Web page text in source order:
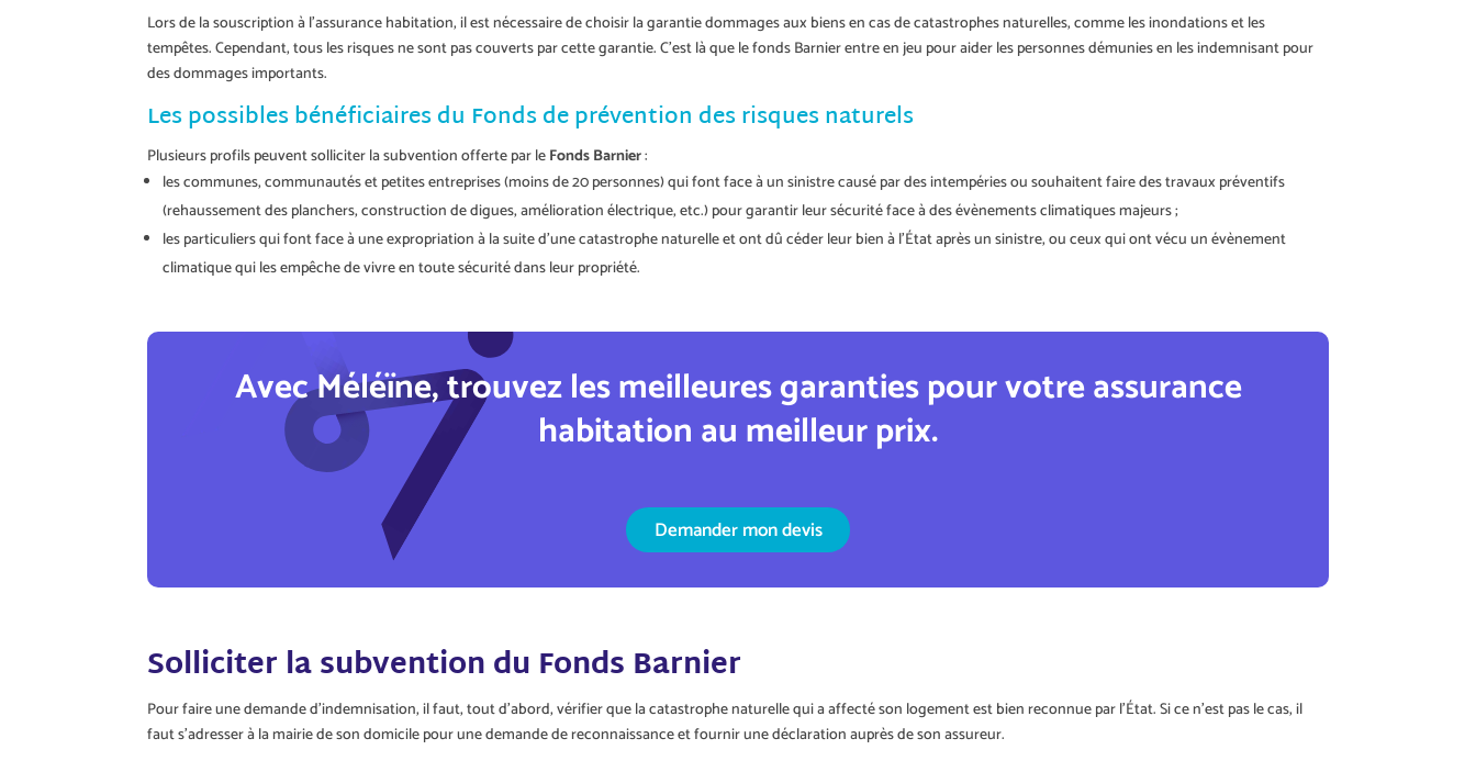
Lors de la souscription à l’assurance habitation, il est nécessaire de choisir la garantie dommages aux biens en cas de catastrophes naturelles, comme les inondations et les
tempêtes. Cependant, tous les risques ne sont pas couverts par cette garantie. C’est là que le fonds Barnier entre en jeu pour aider les personnes démunies en les indemnisant pour
des dommages importants.
Les possibles bénéficiaires du Fonds de prévention des risques naturels
Plusieurs profils peuvent solliciter la subvention offerte par leFonds Barnier:
les communes, communautés et petites entreprises (moins de 20 personnes) qui font face à un sinistre causé par des intempéries ou souhaitent faire des travaux préventifs
(rehaussement des planchers, construction de digues, amélioration électrique, etc.) pour garantir leur sécurité face à des évènements climatiques majeurs ;
les particuliers qui font face à une expropriation à la suite d’une catastrophe naturelle et ont dû céder leur bien à l’État après un sinistre, ou ceux qui ont vécu un évènement
climatique qui les empêche de vivre en toute sécurité dans leur propriété.
Avec Méléïne, trouvez les meilleures garanties pour votre assurance
habitationau meilleur prix.
Demander mon devis
Solliciter la subvention du Fonds Barnier
Pour faire une demande d’indemnisation, il faut, tout d’abord, vérifier que la catastrophe naturelle qui a affecté son logement est bien reconnue par l’État. Si ce n’est pas le cas, il
faut s’adresser à la mairie de son domicile pour une demande de reconnaissance et fournir une déclaration auprès de son assureur.